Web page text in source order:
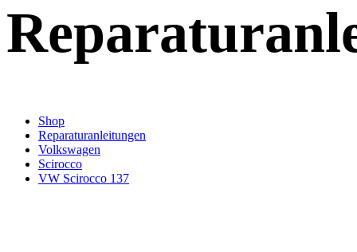
Shop
Reparaturanleitungen
Volkswagen
Scirocco
VW Scirocco 137